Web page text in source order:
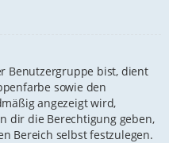
Benutzergruppe bist, dient
sowie den
angezeigt wird,
dir die Berechtigung geben,
Bereich selbst festzulegen.